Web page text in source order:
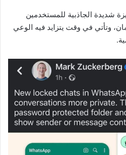
شديدة الجاذبية للمستخدمين
وتأتي في وقت يتزايد فيه الوعي